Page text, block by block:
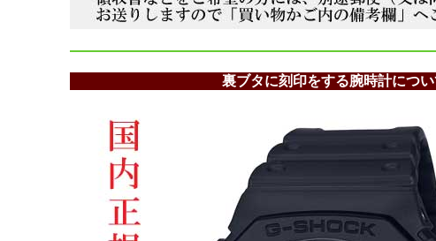
裏ブタに刻印をする腕時計につ